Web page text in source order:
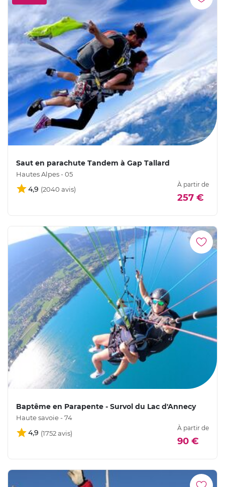
Saut en parachute Tandem à Gap Tallard
Hautes Alpes - 05
4,9
À partir de
257 €
Baptême en Parapente - Survol du Lac d'Annecy
Haute savoie - 74
4,9
À partir de
90 €